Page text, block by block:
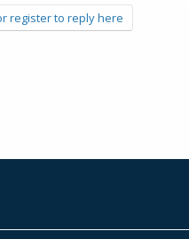
register to reply here.